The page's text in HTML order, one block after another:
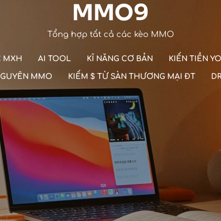
MMO9
Tổng hợp tất cả các kèo MMO
MXH AI TOOL KĨ NĂNG CƠ BẢN KIẾN TIỀN
MMO KIẾM $ TỪ SÀN THƯƠNG MẠI ĐT
searching can help.